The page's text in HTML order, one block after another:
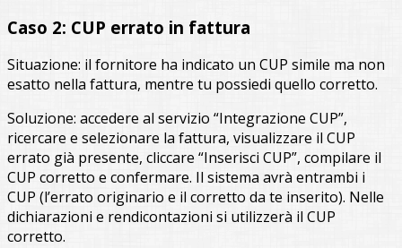
Caso 2: CUP errato in fattura
Situazione: il fornitore ha indicato un CUP simile ma non
esatto nella fattura, mentre tu possiedi quello corretto.
Soluzione: accedere al servizio “Integrazione CUP”,
ricercare e selezionare la fattura, visualizzare il CUP
errato già presente, cliccare “Inserisci CUP”, compilare il
CUP corretto e confermare. Il sistema avrà entrambi i
CUP (l’errato originario e il corretto da te inserito). Nelle
dichiarazioni e rendicontazioni si utilizzerà il CUP
corretto.